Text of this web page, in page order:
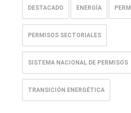
DESTACADO ENERGÍA
PERMISOS SECTORIALES
SISTEMA NACIONAL DE PERMISOS
TRANSICIÓN ENERGÉTICA